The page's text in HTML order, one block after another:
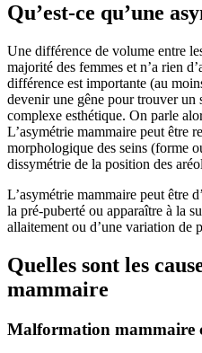
Qu’est-ce qu’une
Une différence de volume entre
majorité des femmes et n’a rien
différence est importante (au
devenir une gêne pour trouver un
complexe esthétique. On parle
L’asymétrie mammaire peut être
morphologique des seins (forme
dissymétrie de la position des
L’asymétrie mammaire peut être
la pré-puberté ou apparaître à la
allaitement ou d’une variation de
Quelles sont les
mammaire
Malformation mammaire